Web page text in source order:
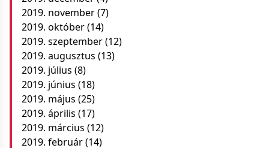
2019. november(7)
2019. október(14)
2019. szeptember(12)
2019. augusztus (13)
2019. július (8)
2019. június (18)
2019. május (25)
2019. április (17)
2019. március (12)
2019. február(14)